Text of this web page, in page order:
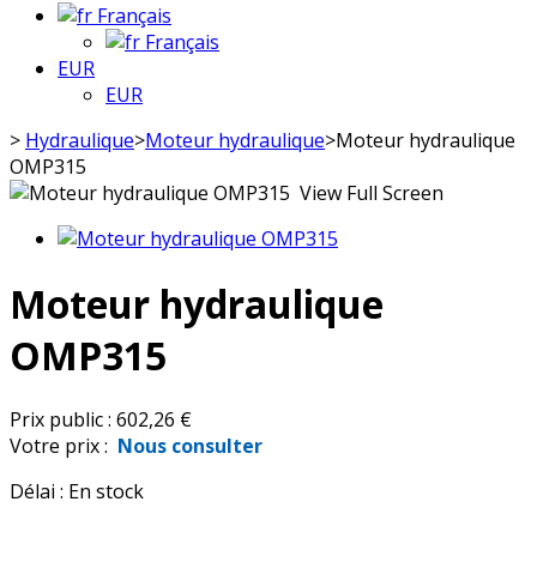
Français
Français
EUR
EUR
> Hydraulique>Moteur hydraulique>Moteur hydraulique
OMP315
View Full Screen
Moteur hydraulique
OMP315
Prix public : 602,26 €
Votre prix : Nous consulter
Délai : En stock